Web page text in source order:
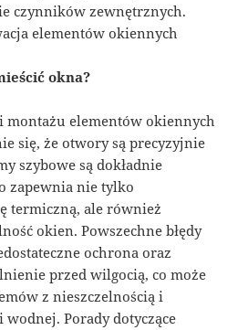
czynników zewnętrznych.
elementów okiennych
okna?
montażu elementów okiennych
się, że otwory są precyzyjnie
szybowe są dokładnie
zapewnia nie tylko
termiczną, ale również
okien. Powszechne błędy
ochrona oraz
przed wilgocią, co może
z nieszczelnością i
Porady dotyczące